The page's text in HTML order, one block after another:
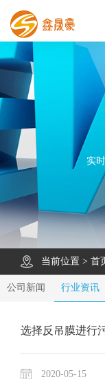
鑫晟豪首页
产品中心
工程案例
膜结构车棚
污水池反吊膜加盖
鑫晟豪资讯
关于鑫晟豪
联系鑫晟豪
实
当前位置 > 首
公司新闻 行业资讯
选择反吊膜进行
2020-05-15